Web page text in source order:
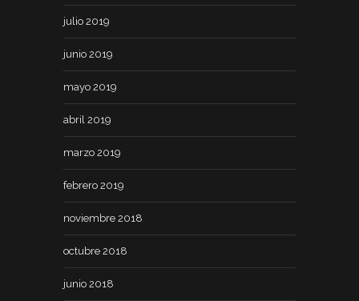
julio 2019
junio 2019
mayo 2019
abril 2019
marzo 2019
febrero 2019
noviembre 2018
octubre 2018
junio 2018